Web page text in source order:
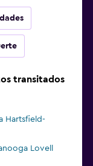
transitados
Hartsfield-
Lovell